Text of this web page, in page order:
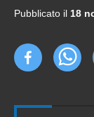
Pubblicato il 18